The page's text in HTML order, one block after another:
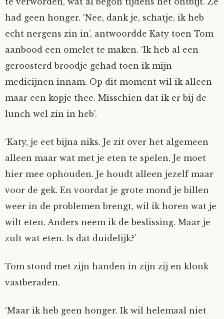
Björn
Clarity
Faith
Gralin
Henricus
Johanna
Juliette Stark
had geen honger. ‘Nee, dank je, schatje, ik heb
echt nergens zin in’, antwoordde Katy toen Tom
aanbood een omelet te maken. ‘Ik heb al een
geroosterd broodje gehad toen ik mijn
medicijnen innam. Op dit moment wil ik alleen
maar een kopje thee. Misschien dat ik er bij de
lunch wel zin in heb’.
‘Katy, je eet bijna niks. Je zit over het algemeen
alleen maar wat met je eten te spelen. Je moet
hier mee ophouden. Je houdt alleen jezelf maar
voor de gek. En voordat je grote mond je billen
weer in de problemen brengt, wil ik horen wat je
wilt eten. Anders neem ik de beslissing. Maar je
zult wat eten. Is dat duidelijk?’
Tom stond met zijn handen in zijn zij en klonk
vastberaden.
‘Maar ik heb geen honger. Ik wil helemaal niet